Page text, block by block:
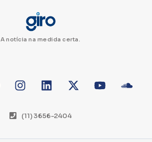
A notícia na medida certa.
(11) 3656-2404